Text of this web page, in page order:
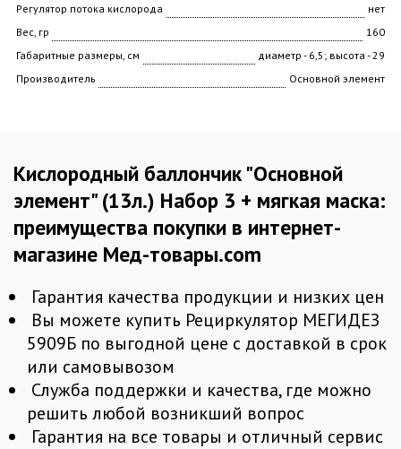
Регулятор потока кислорода
нет
Вес, гр
160
Габаритные размеры, см
диаметр - 6,5; высота - 29
Производитель
Основной элемент
Кислородный баллончик "Основной
элемент" (13л.) Набор 3 + мягкая маска:
преимущества покупки в интернет-
магазине Мед-товары.com
Гарантия качества продукции и низких цен
Вы можете купить Рециркулятор МЕГИДЕЗ
5909Б по выгодной цене с доставкой в срок
или самовывозом
Служба поддержки и качества, где можно
решить любой возникший вопрос
Гарантия на все товары и отличный сервис